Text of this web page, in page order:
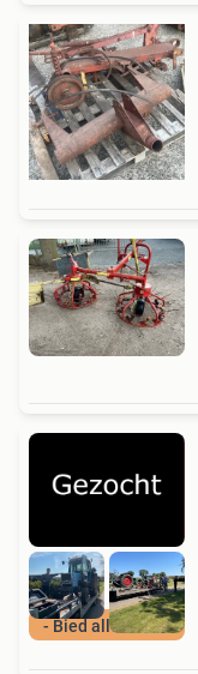
- Bied alles aan -